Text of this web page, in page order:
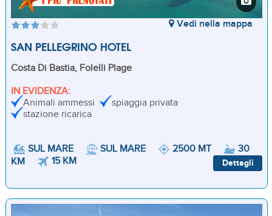
SAN PELLEGRINO HOTEL
Vedi nella mappa
Costa Di Bastia, Folelli Plage
IN EVIDENZA:
Animali ammessi
spiaggia privata
stazione ricarica
SUL MARE SUL MARE 2500 MT
30
KM
15 KM Dettagli